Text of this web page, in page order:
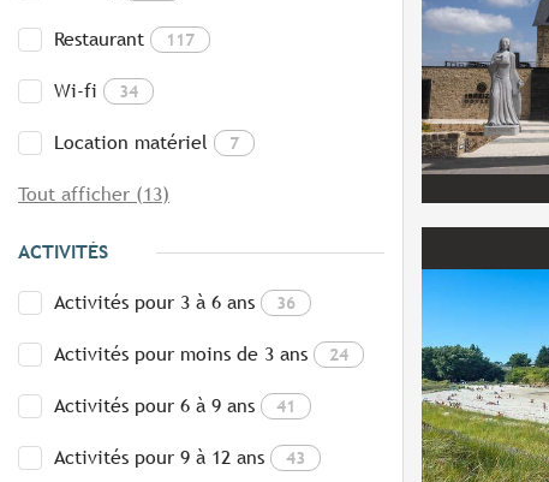
Restaurant 117
Wi-fi 34
Location matériel 7
Tout afficher (13)
ACTIVITÉS
Activités pour 3 à 6 ans 36
Activités pour moins de 3 ans 24
Activités pour 6 à 9 ans 41
Activités pour 9 à 12 ans 43